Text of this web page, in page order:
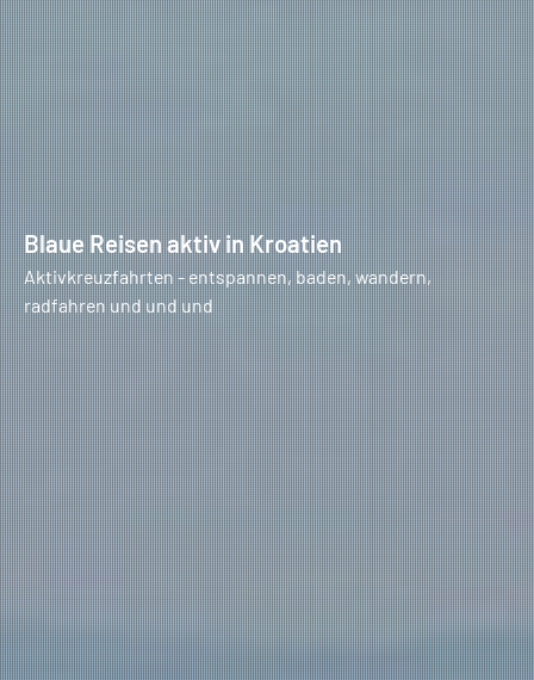
Blaue Reisen aktiv in Kroatien
Aktivkreuzfahrten - entspannen, baden, wandern,
radfahren und und und